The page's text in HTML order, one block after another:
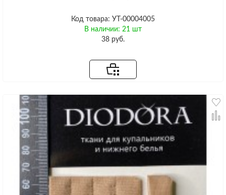
Код товара: УТ-00004005
В наличии: 21 шт
38 руб.